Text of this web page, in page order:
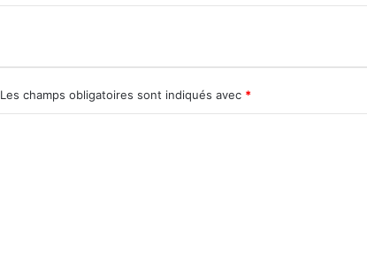
Les champs obligatoires sont indiqués avec *